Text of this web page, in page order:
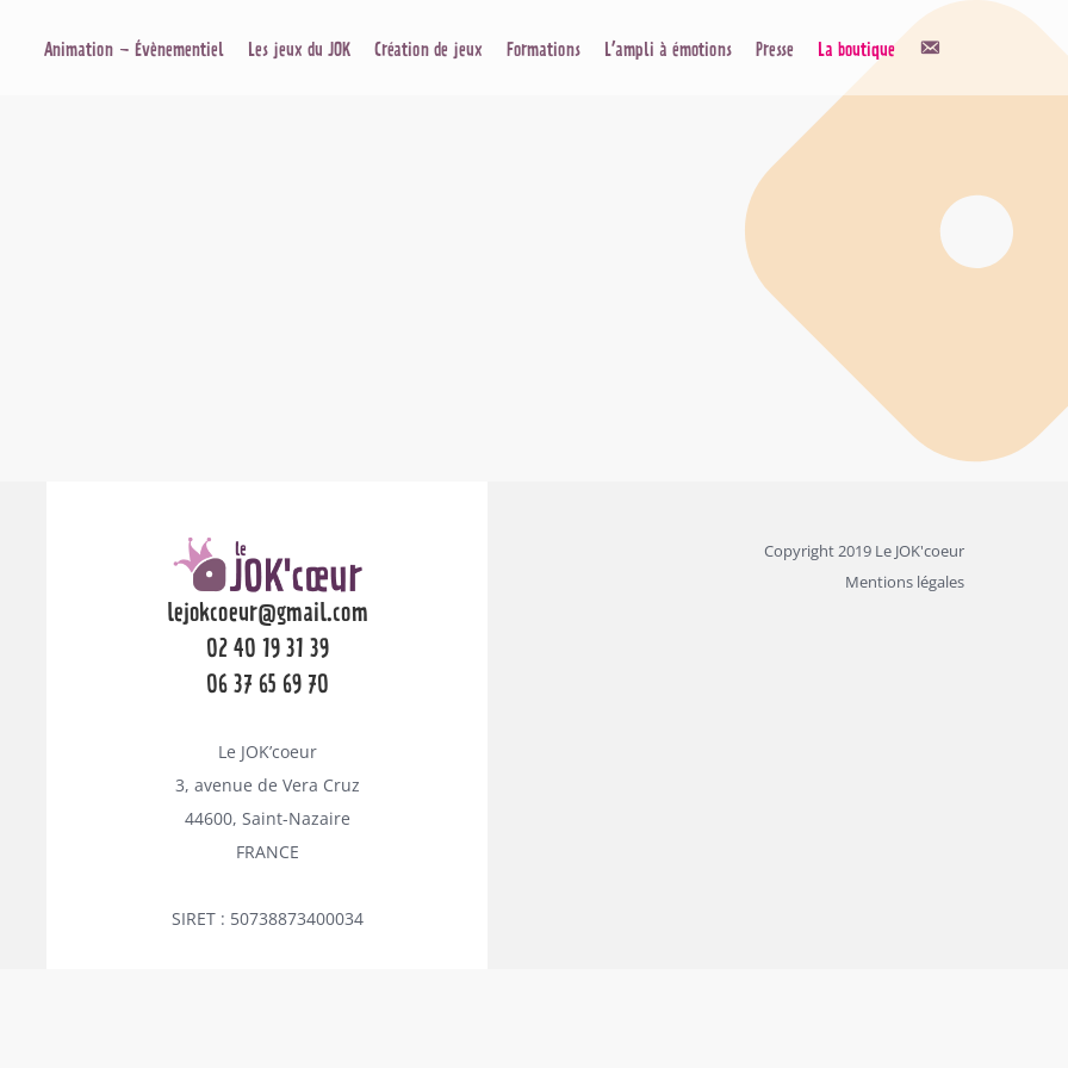
Animation – Évènementiel Les jeux du JOK Création de jeux Formations L’ampli à émotions Presse La boutique
lejokcoeur@gmail.com
02 40 19 31 39
06 37 65 69 70
Le JOK’coeur
3, avenue de Vera Cruz
44600, Saint-Nazaire
FRANCE
SIRET : 50738873400034
Copyright 2019 Le JOK'coeur
Mentions légales